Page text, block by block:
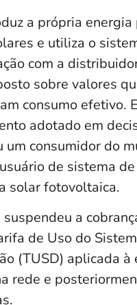
a própria energia
e utiliza o
com a
sobre valores
consumo efetivo.
adotado em
um consumidor do
de sistema
solar fotovoltaica.
a
de Uso do
(TUSD) aplicada à
rede e